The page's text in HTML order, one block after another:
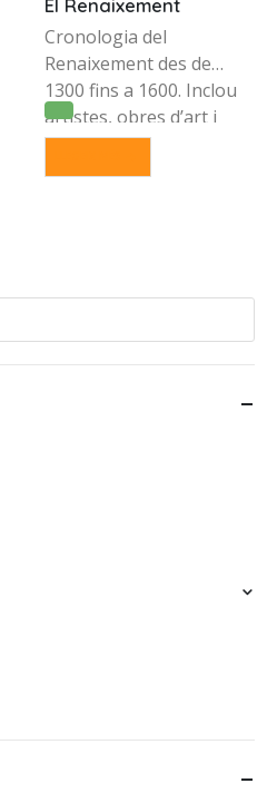
Cronologia del
Renaixement des de
1300 fins a 1600. Inclou
artistes, obres d’art i
esdeveniments històrics
a Itàlia i els Països